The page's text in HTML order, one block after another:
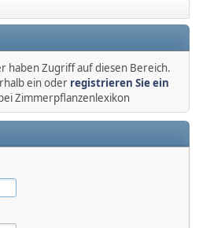
Zugriff auf diesen Bereich.
ein oder registrieren Sie ein
Zimmerpflanzenlexikon